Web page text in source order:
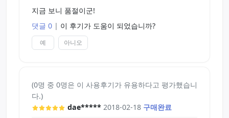
지금 보니 품절이군!
댓글 0 | 이 후기가 도움이 되었습니까?
예 아니오
(0명 중 0명은 이 사용후기가 유용하다고 평가했습니
다.)
dae***** 2018-02-18 구매완료